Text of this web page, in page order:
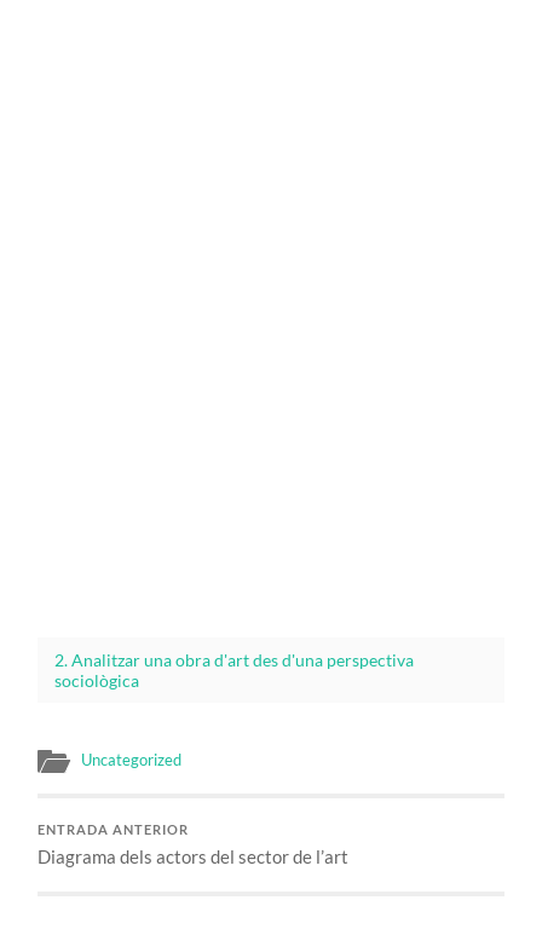
2. Analitzar una obra d'art des d'una perspectiva
sociològica
Uncategorized
ENTRADA ANTERIOR
Diagrama dels actors del sector de l’art